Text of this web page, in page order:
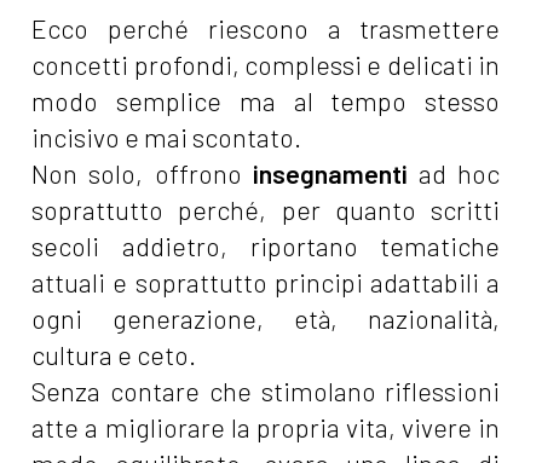
Ecco perché riescono a trasmettere
concetti profondi, complessi e delicati in
modo semplice ma al tempo stesso
incisivo e mai scontato.
Non solo, offrono insegnamentiad hoc
soprattutto perché, per quanto scritti
secoli addietro, riportano tematiche
attuali e soprattutto principi adattabili a
ogni generazione, età, nazionalità,
cultura e ceto.
Senza contare che stimolano riflessioni
atte a migliorare la propria vita, vivere in